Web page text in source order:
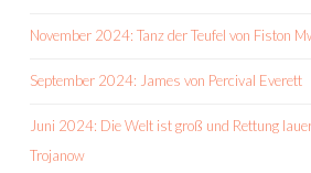
November 2024: Tanz der Teufel von Fiston
September 2024: James von Percival Everett
Juni 2024: Die Welt ist groß und Rettung
Trojanow